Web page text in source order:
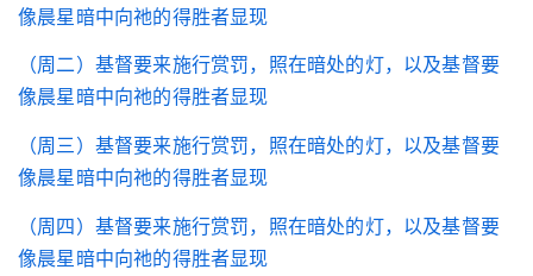
像晨星暗中向祂的得胜者显现
（周二）基督要来施行赏罚，照在暗处的灯，以及基督要
像晨星暗中向祂的得胜者显现
（周三）基督要来施行赏罚，照在暗处的灯，以及基督要
像晨星暗中向祂的得胜者显现
（周四）基督要来施行赏罚，照在暗处的灯，以及基督要
像晨星暗中向祂的得胜者显现